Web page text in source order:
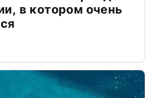
в котором очень